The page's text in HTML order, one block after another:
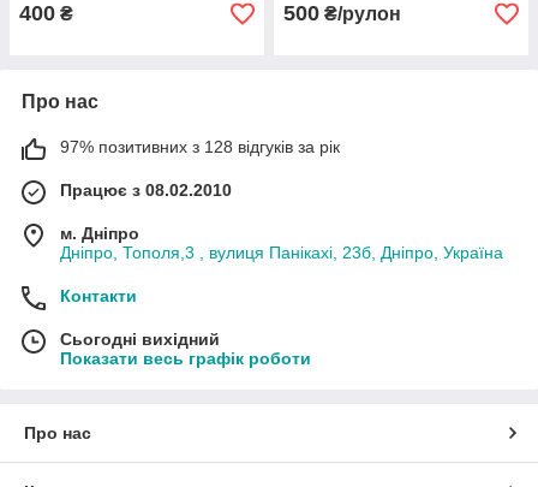
400 ₴ 500 ₴/рулон
Про нас
97% позитивних з 128 відгуків за рік
Працює з 08.02.2010
м. Дніпро
Дніпро, Тополя,3 , вулиця Панікахі, 23б, Дніпро, Україна
Контакти
Сьогодні вихідний
Показати весь графік роботи
Про нас